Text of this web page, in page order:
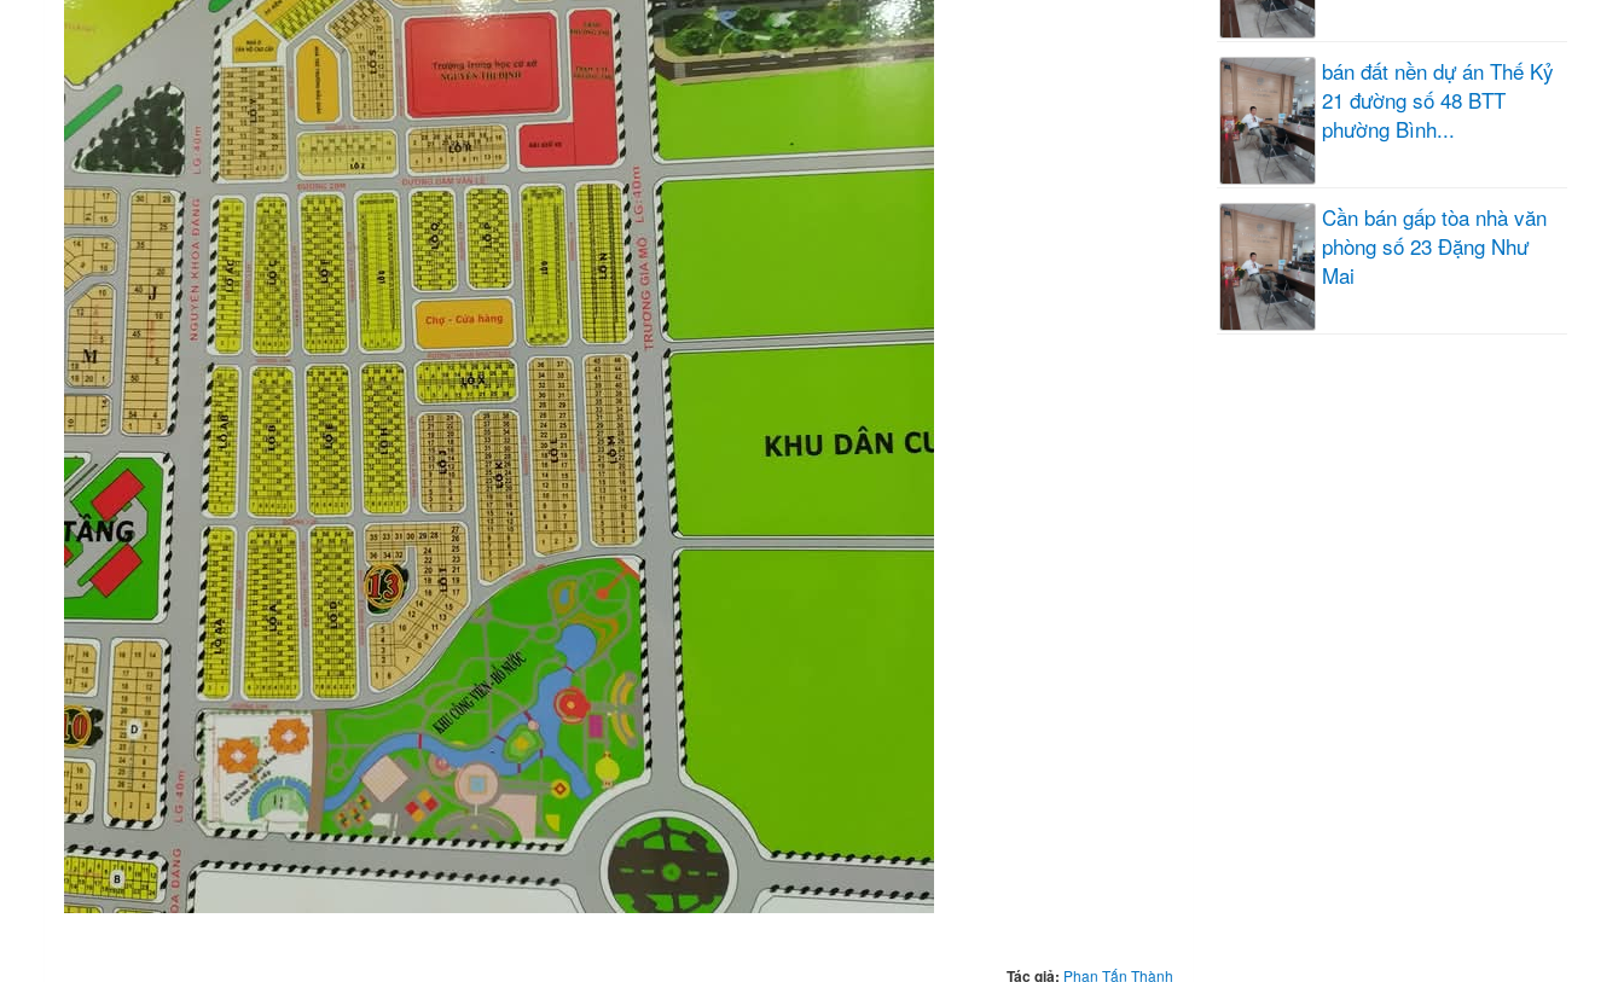
Tác giả: Phan Tấn Thành
bán đất nền dự án Thế Kỷ
21 đường số 48 BTT
phường Bình...
Cần bán gấp tòa nhà văn
phòng số 23 Đặng Như
Mai